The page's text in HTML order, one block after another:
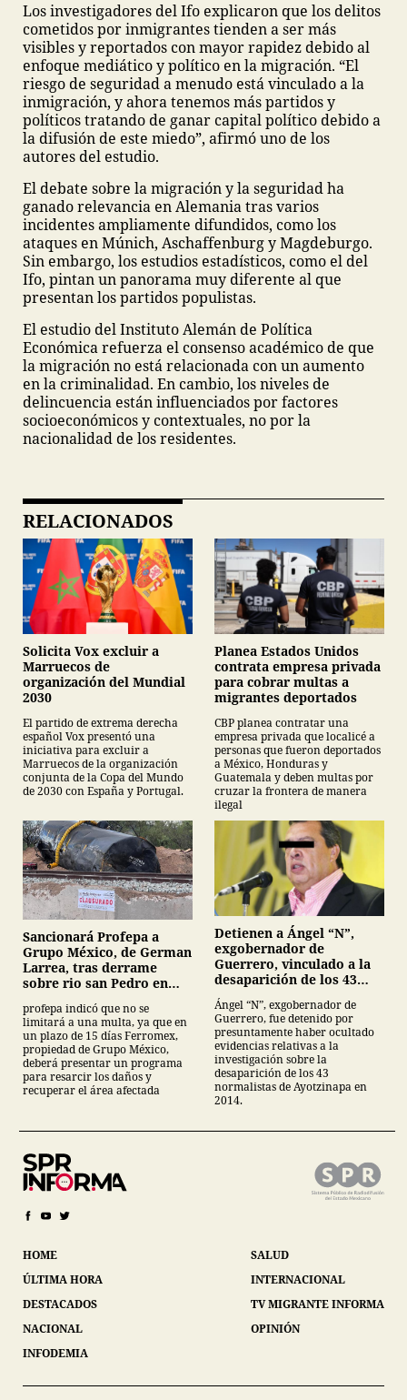
Los investigadores del Ifo explicaron que los delitos
cometidos por inmigrantes tienden a ser más
visibles y reportados con mayor rapidez debido al
enfoque mediático y político en la migración. “El
riesgo de seguridad a menudo está vinculado a la
inmigración, y ahora tenemos más partidos y
políticos tratando de ganar capital político debido a
la difusión de este miedo”, afirmó uno de los
autores del estudio.
El debate sobre la migración y la seguridad ha
ganado relevancia en Alemania tras varios
incidentes ampliamente difundidos, como los
ataques en Múnich, Aschaffenburg y Magdeburgo.
Sin embargo, los estudios estadísticos, como el del
Ifo, pintan un panorama muy diferente al que
presentan los partidos populistas.
El estudio del Instituto Alemán de Política
Económica refuerza el consenso académico de que
la migración no está relacionada con un aumento
en la criminalidad. En cambio, los niveles de
delincuencia están influenciados por factores
socioeconómicos y contextuales, no por la
nacionalidad de los residentes.
RELACIONADOS
Solicita Vox excluir a
Marruecos de
organización del Mundial
2030
El partido de extrema derecha
español Vox presentó una
iniciativa para excluir a
Marruecos de la organización
conjunta de la Copa del Mundo
de 2030 con España y Portugal.
Planea Estados Unidos
contrata empresa privada
para cobrar multas a
migrantes deportados
CBP planea contratar una
empresa privada que localicé a
personas que fueron deportados
a México, Honduras y
Guatemala y deben multas por
cruzar la frontera de manera
ilegal
Sancionará Profepa a
Grupo México, de German
Larrea, tras derrame
sobre rio san Pedro en
profepa indicó que no se
limitará a una multa, ya que en
un plazo de 15 días Ferromex,
propiedad de Grupo México,
deberá presentar un programa
para resarcir los daños y
recuperar el área afectada
Detienen a Ángel “N”,
exgobernador de
Guerrero, vinculado a la
desaparición de los 43
normalistas de
Ayotzinapa
Ángel “N”, exgobernador de
Guerrero, fue detenido por
presuntamente haber ocultado
evidencias relativas a la
investigación sobre la
desaparición de los 43
normalistas de Ayotzinapa en
2014.
HOME
ÚLTIMA HORA
DESTACADOS
NACIONAL
INFODEMIA
SALUD
INTERNACIONAL
TV MIGRANTE INFORMA
OPINIÓN